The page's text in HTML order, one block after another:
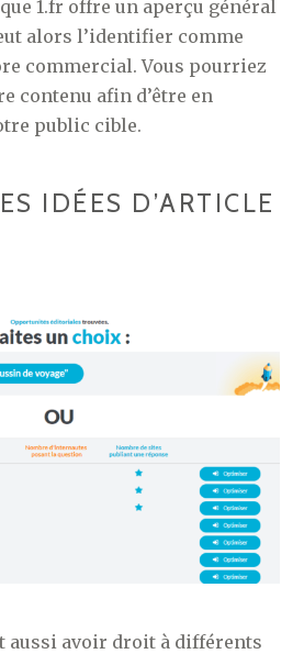
1.fr offre un aperçu général
alors l’identifier comme
commercial. Vous pourriez
contenu afin d’être en
public cible.
IDÉES D’ARTICLE
aussi avoir droit à différents